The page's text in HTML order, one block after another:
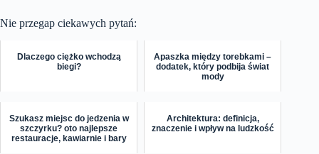
Nie przegap ciekawych pytań:
Dlaczego ciężko wchodzą
biegi?
Apaszka między torebkami –
dodatek, który podbija świat
mody
Szukasz miejsc do jedzenia w
szczyrku? oto najlepsze
restauracje, kawiarnie i bary
Architektura: definicja,
znaczenie i wpływ na ludzkość